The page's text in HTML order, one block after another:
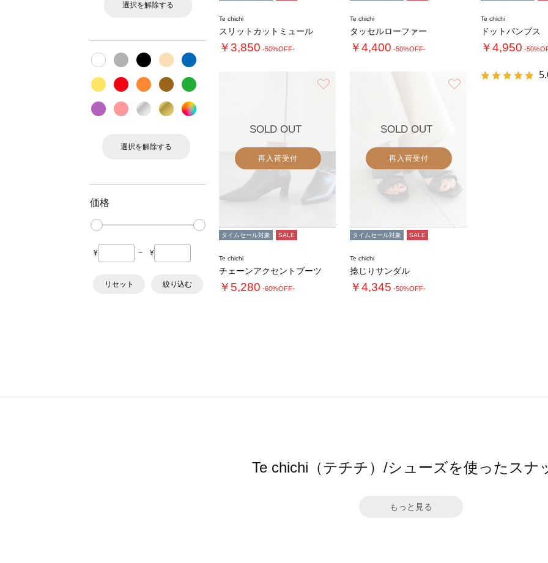
選択を解除する
選択を解除する
価格
¥ ~ ¥
リセット 絞り込む
Te chichi
スリットカットミュール
￥3,850 -50%OFF-
Te chichi
タッセルローファー
￥4,400 -50%OFF-
Te chichi
ドットパンプス
￥4,950 -
SOLD OUT
再入荷受付
タイムセール対象 SALE
Te chichi
チェーンアクセントブーツ
￥5,280 -60%OFF-
お気に入り
SOLD OUT
再入荷受付
タイムセール対象 SALE
Te chichi
捻じりサンダル
￥4,345 -50%OFF-
Te chichi（テチチ）/シューズを使ったスナ
もっと見る